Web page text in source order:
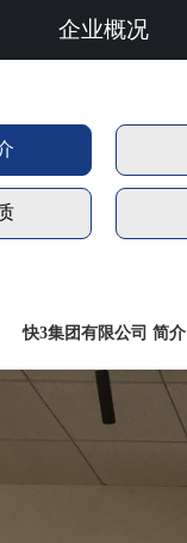
限公司
企业概况
快3集团有限公司 简介